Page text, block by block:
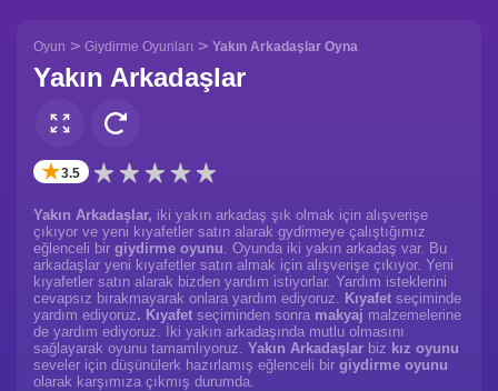
Oyun > Giydirme Oyunları > Yakın Arkadaşlar Oyna
Yakın Arkadaşlar
✭3.5
Yakın Arkadaşlar, iki yakın arkadaş şık olmak için alışverişe
çıkıyor ve yeni kıyafetler satın alarak gydirmeye çalıştığımız
eğlenceli bir giydirme oyunu. Oyunda iki yakın arkadaş var. Bu
arkadaşlar yeni kıyafetler satın almak için alışverişe çıkıyor. Yeni
kıyafetler satın alarak bizden yardım istiyorlar. Yardım isteklerini
cevapsız bırakmayarak onlara yardım ediyoruz. Kıyafet seçiminde
yardım ediyoruz. Kıyafet seçiminden sonra makyaj malzemelerine
de yardım ediyoruz. İki yakın arkadaşında mutlu olmasını
sağlayarak oyunu tamamlıyoruz. Yakın Arkadaşlar biz kız oyunu
seveler için düşünülerk hazırlamış eğlenceli bir giydirme oyunu
olarak karşımıza çıkmış durumda.